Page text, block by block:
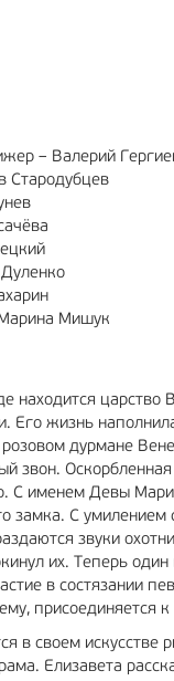
– Валерий
Стародубцев
Мишук
находится
Его жизнь
дурмане
звон.
С именем Девы
замка. С
звуки
их. Теперь
в состязании
присоединяется
в своем
Елизавета